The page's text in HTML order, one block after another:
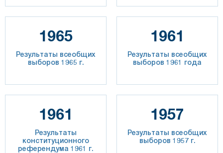
1965
Результаты всеобщих
выборов 1965 г.
1961
Результаты всеобщих
выборов 1961 года
1961
Результаты
конституционного
референдума 1961 г.
1957
Результаты всеобщих
выборов 1957 г.